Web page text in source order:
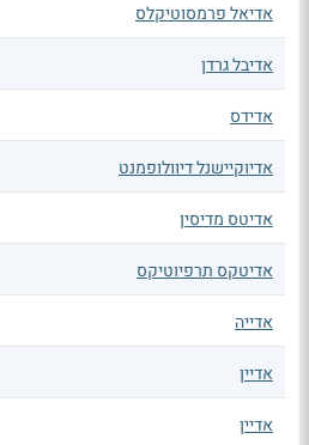
אדיאל פרמסוטיקלס
אדיבל גרדן
אדידס
אדיוקיישנל דיוולופמנט
אדיטס מדיסין
אדיטקס תרפיוטיקס
אדייה
אדיין
אדיין